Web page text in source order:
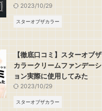
2023/7/26
やべたつきを防ぐナチュラ
ッセメイ...
2023/7/26
コミ！ナチュラグラッセ
クアッ...
2023/10/29
スターオブザカラー
【徹底口コミ】スターオブザ
カラークリームファンデーシ
ョン実際に使用してみた
2023/10/29
スターオブザカラー